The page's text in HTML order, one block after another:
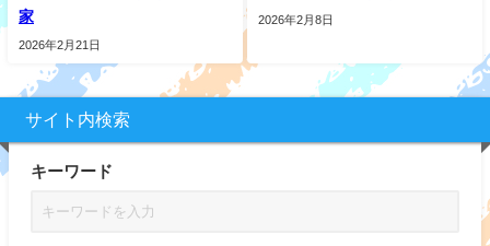
家
2026年2月21日
2026年2月8日
サイト内検索
キーワード